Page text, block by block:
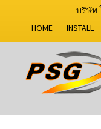
บริษัท
HOME
INSTALL